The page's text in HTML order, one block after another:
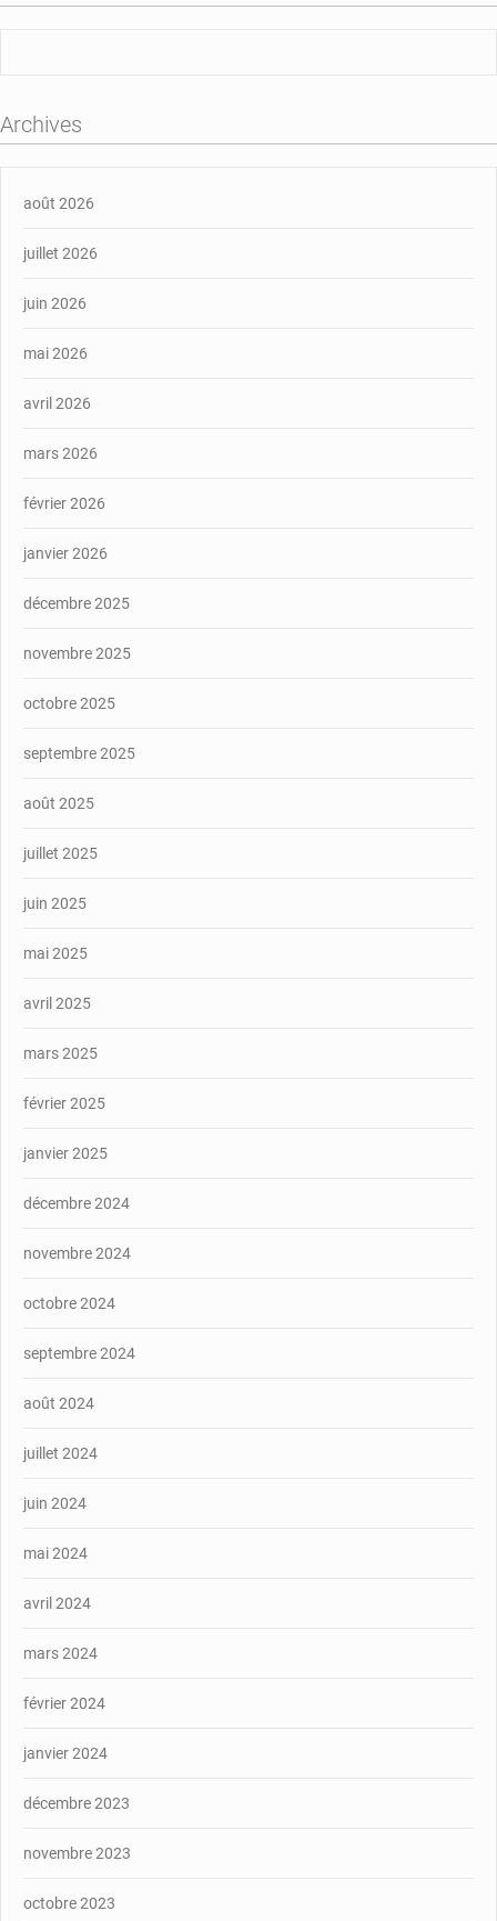
Archives
août 2026
juillet 2026
juin 2026
mai 2026
avril 2026
mars 2026
février 2026
janvier 2026
décembre 2025
novembre 2025
octobre 2025
septembre 2025
août 2025
juillet 2025
juin 2025
mai 2025
avril 2025
mars 2025
février 2025
janvier 2025
décembre 2024
novembre 2024
octobre 2024
septembre 2024
août 2024
juillet 2024
juin 2024
mai 2024
avril 2024
mars 2024
février 2024
janvier 2024
décembre 2023
novembre 2023
octobre 2023